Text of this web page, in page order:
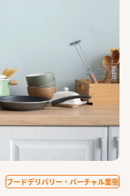
フードデリバリー・バーチャル業態